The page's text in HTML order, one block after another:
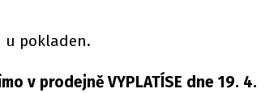
u pokladen.
v prodejně VYPLATÍSE dne 19. 4.